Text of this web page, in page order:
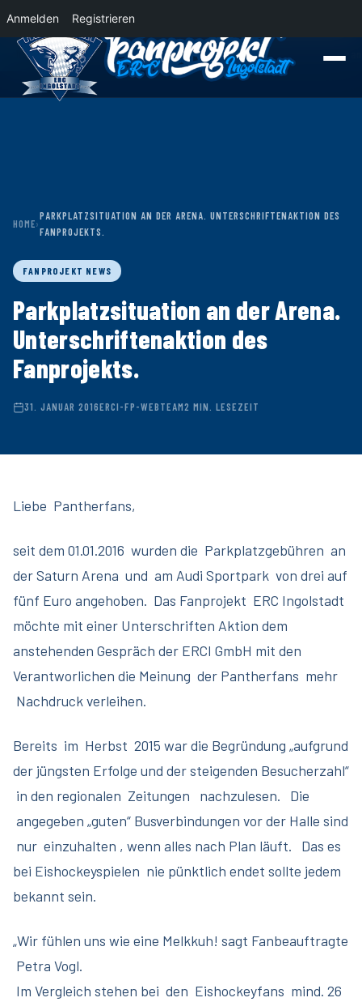
Anmelden Registrieren
NewsDer Panther Express 2026/2027 rollt nach Krefeld! Wohin rollt der
HOME›
PARKPLATZSITUATION AN DER ARENA. UNTERSCHRIFTENAKTION DES
FANPROJEKTS.
FANPROJEKT NEWS
Parkplatzsituation an der Arena.
Unterschriftenaktion des
Fanprojekts.
31. JANUAR 2016ERCI-FP-WEBTEAM2 MIN. LESEZEIT
Liebe Pantherfans,
seit dem 01.01.2016 wurden die Parkplatzgebühren an
der Saturn Arena und am Audi Sportpark von drei auf
fünf Euro angehoben. Das Fanprojekt ERC Ingolstadt
möchte mit einer Unterschriften Aktion dem
anstehenden Gespräch der ERCI GmbH mit den
Verantworlichen die Meinung der Pantherfans mehr
Nachdruck verleihen.
Bereits im Herbst 2015 war die Begründung „aufgrund
der jüngsten Erfolge und der steigenden Besucherzahl“
in den regionalen Zeitungen nachzulesen. Die
angegeben „guten“ Busverbindungen vor der Halle sind
nur einzuhalten , wenn alles nach Plan läuft. Das es
bei Eishockeyspielen nie pünktlich endet sollte jedem
bekannt sein.
„Wir fühlen uns wie eine Melkkuh! sagt Fanbeauftragte
Petra Vogl.
Im Vergleich stehen bei den Eishockeyfans mind. 26